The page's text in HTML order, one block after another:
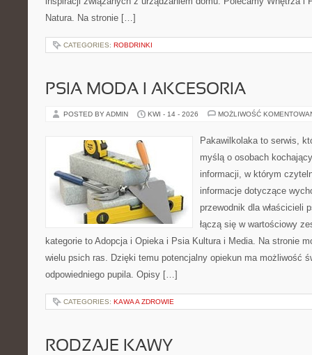
Natura. Na stronie […]
CATEGORIES: ROBDRINKI
PSIA MODA I AKCESORIA
POSTED BY ADMIN KWI - 14 - 2026 MOŻLIWOŚĆ
Pakawilkolaka to serwis,
myślą o osobach
informacji, w którym
informacje dotyczące
przewodnik dla właścicieli
łączą się w wartościowy
kategorie to Adopcja i Opieka i Psia Kultura i Media. Na stronie
wielu psich ras. Dzięki temu potencjalny opiekun ma możliwość
odpowiedniego pupila. Opisy […]
CATEGORIES: KAWA A ZDROWIE
RODZAJE KAWY